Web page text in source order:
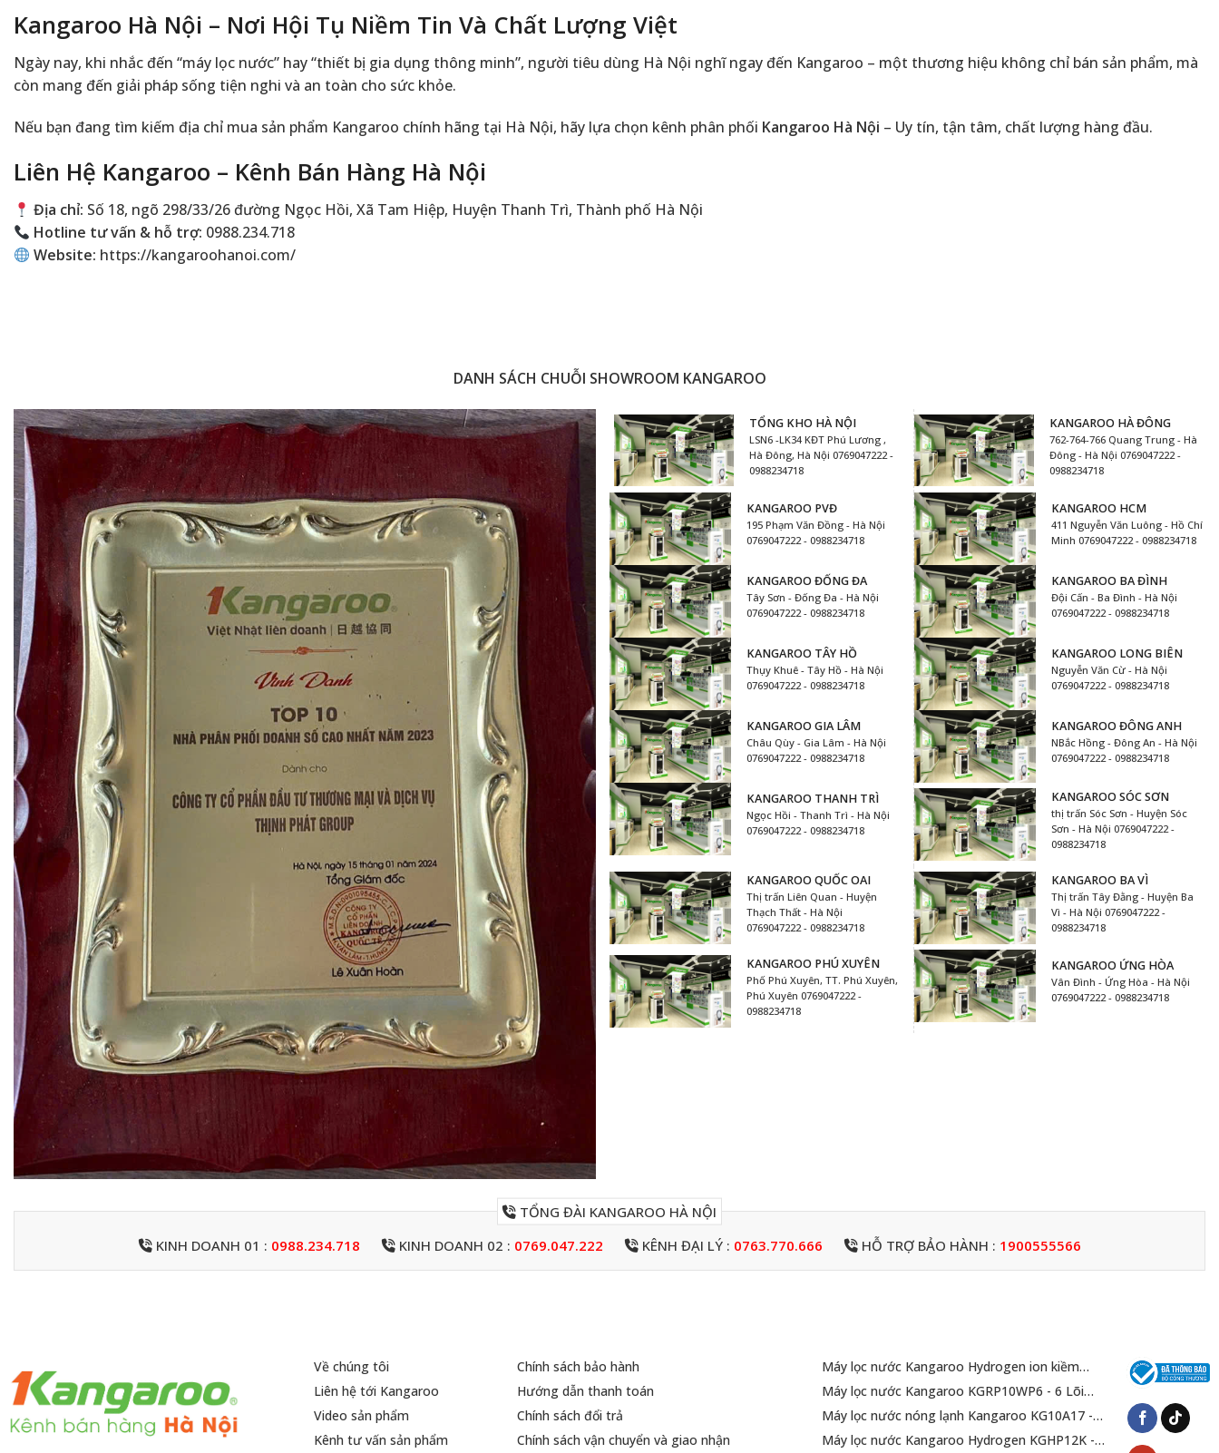
Kangaroo Hà Nội – Nơi Hội Tụ Niềm Tin Và Chất Lượng Việt
Ngày nay, khi nhắc đến “máy lọc nước” hay “thiết bị gia dụng thông minh”, người tiêu dùng Hà Nội nghĩ ngay đến Kangaroo – một thương hiệu không chỉ bán sản phẩm, mà
còn mang đến giải pháp sống tiện nghi và an toàn cho sức khỏe.
Nếu bạn đang tìm kiếm địa chỉ mua sản phẩm Kangaroo chính hãng tại Hà Nội, hãy lựa chọn kênh phân phối Kangaroo Hà Nội – Uy tín, tận tâm, chất lượng hàng đầu.
Liên Hệ Kangaroo – Kênh Bán Hàng Hà Nội
Địa chỉ: Số 18, ngõ 298/33/26 đường Ngọc Hồi, Xã Tam Hiệp, Huyện Thanh Trì, Thành phố Hà Nội
Hotline tư vấn & hỗ trợ: 0988.234.718
Website: https://kangaroohanoi.com/
DANH SÁCH CHUỖI SHOWROOM KANGAROO
TỔNG KHO HÀ NỘI
LSN6 -LK34 KĐT Phú Lương ,
Hà Đông, Hà Nội 0769047222 -
0988234718
KANGAROO HÀ ĐÔNG
762-764-766 Quang Trung - Hà
Đông - Hà Nội 0769047222 -
0988234718
KANGAROO PVĐ
195 Phạm Văn Đồng - Hà Nội
0769047222 - 0988234718
KANGAROO HCM
411 Nguyễn Văn Luông - Hồ Chí
Minh 0769047222 - 0988234718
KANGAROO ĐỐNG ĐA
Tây Sơn - Đống Đa - Hà Nội
0769047222 - 0988234718
KANGAROO BA ĐÌNH
Đội Cấn - Ba Đình - Hà Nội
0769047222 - 0988234718
KANGAROO TÂY HỒ
Thụy Khuê - Tây Hồ - Hà Nội
0769047222 - 0988234718
KANGAROO LONG BIÊN
Nguyễn Văn Cừ - Hà Nội
0769047222 - 0988234718
KANGAROO GIA LÂM
Châu Qùy - Gia Lâm - Hà Nội
0769047222 - 0988234718
KANGAROO ĐÔNG ANH
NBắc Hồng - Đông An - Hà Nội
0769047222 - 0988234718
KANGAROO THANH TRÌ
Ngọc Hồi - Thanh Trì - Hà Nội
0769047222 - 0988234718
KANGAROO SÓC SƠN
thị trấn Sóc Sơn - Huyện Sóc
Sơn - Hà Nội 0769047222 -
0988234718
KANGAROO QUỐC OAI
Thị trấn Liên Quan - Huyện
Thạch Thất - Hà Nội
0769047222 - 0988234718
KANGAROO BA VÌ
Thị trấn Tây Đằng - Huyện Ba
Vì - Hà Nội 0769047222 -
0988234718
KANGAROO PHÚ XUYÊN
Phố Phú Xuyên, TT. Phú Xuyên,
Phú Xuyên 0769047222 -
0988234718
KANGAROO ỨNG HÒA
Vân Đình - Ứng Hòa - Hà Nội
0769047222 - 0988234718
TỔNG ĐÀI KANGAROO HÀ NỘI
KINH DOANH 01 : 0988.234.718 KINH DOANH 02 : 0769.047.222 KÊNH ĐẠI LÝ : 0763.770.666 HỖ TRỢ BẢO HÀNH : 1900555566
Về chúng tôi
Liên hệ tới Kangaroo
Video sản phẩm
Kênh tư vấn sản phẩm
Chính sách bảo hành
Hướng dẫn thanh toán
Chính sách đổi trả
Chính sách vận chuyển và giao nhận
Máy lọc nước Kangaroo Hydrogen ion kiềm
KGEP13A1
Máy lọc nước Kangaroo KGRP10WP6 - 6 Lõi
Mới 2025
Máy lọc nước nóng lạnh Kangaroo KG10A17 -
10 Lõi Lọc - Mới 2025
Máy lọc nước Kangaroo Hydrogen KGHP12K -